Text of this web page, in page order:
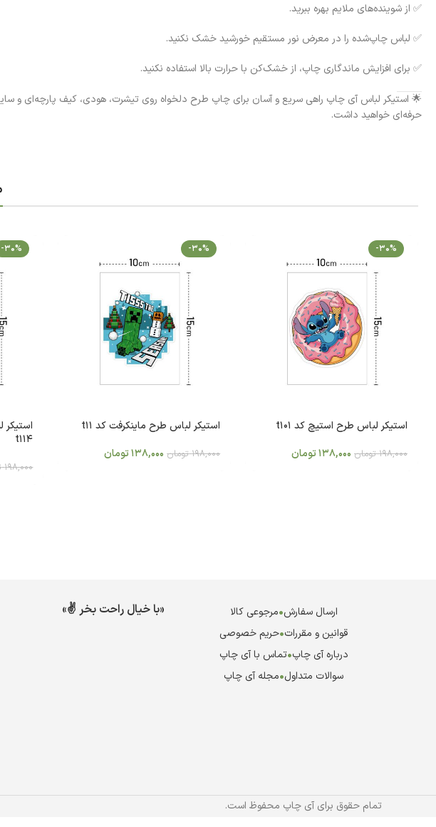
✅ از شوینده‌های ملایم بهره ببرید.
✅ لباس چاپ‌شده را در معرض نور مستقیم خورشید خشک نکنید.
✅ برای افزایش ماندگاری چاپ، از خشک‌کن با حرارت بالا استفاده نکنید.
🌟 استیکر لباس آی چاپ راهی سریع و آسان برای چاپ طرح دلخواه روی تیشرت، هودی، کیف پارچه‌ای و
حرفه‌ای خواهید داشت.
-30%
استیکر لباس طرح استیچ کد t101
198,000 تومان 138,000تومان
-30%
استیکر لباس طرح ماینکرفت کد t11
198,000 تومان 138,000تومان
-30%
t114
198,000
ارسال سفارش•مرجوعی کالا
قوانین و مقررات•حریم خصوصی
درباره آی چاپ•تماس با آی چاپ
سوالات متداول•مجله آی چاپ
«با خیال راحت بخر ✌️»
تمام حقوق برای آی چاپ محفوظ است.